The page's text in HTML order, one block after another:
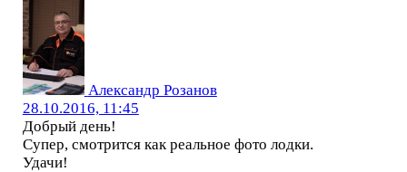
Александр Розанов
28.10.2016, 11:45
Добрый день!
Супер, смотрится как реальное фото лодки.
Удачи!